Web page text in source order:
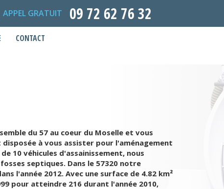
APPEL GRATUIT 09 72 62 76 32
CONTACT
du 57 au coeur du Moselle et vous
à vous assister pour l'aménagement
10 véhicules d'assainissement, nous
septiques. Dans le 57320 notre
l'année 2012. Avec une surface de 4.82 km²
pour atteindre 216 durant l'année 2010,